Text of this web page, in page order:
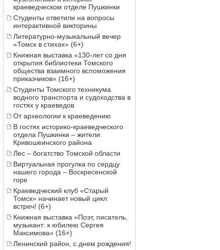
краеведческом отделе Пушкинки
Студенты ответили на вопросы
интерактивной викторины
Литературно-музыкальный вечер
«Томск в стихах» (6+)
Книжная выставка «130-лет со дня
открытия библиотеки Томского
общества взаимного вспоможения
приказчиков» (16+)
Студенты Томского техникума
водного транспорта и судоходства в
гостях у краеведов
От археологии к краеведению
В гостях историко-краеведческого
отдела Пушкинки – жители
Кривошеинского района
Лес – богатство Томской области
Виртуальная прогулка по сердцу
нашего города – Воскресенской
горе
Краеведческий клуб «Старый
Томск» начинает новый цикл
встреч! (6+)
Книжная выставка «Поэт, писатель,
музыкант: к юбилею Сергея
Максимова» (16+)
Ленинский район, с днем рождения!